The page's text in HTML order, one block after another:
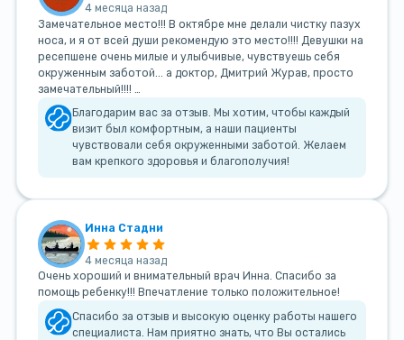
4 месяца назад
Замечательное место!!! В октябре мне делали чистку пазух
носа, и я от всей души рекомендую это место!!!! Девушки на
ресепшене очень милые и улыбчивые, чувствуешь себя
окруженным заботой... а доктор, Дмитрий Журав, просто
замечательный!!!! …
Благодарим вас за отзыв. Мы хотим, чтобы каждый
визит был комфортным, а наши пациенты
чувствовали себя окруженными заботой. Желаем
вам крепкого здоровья и благополучия!
Инна Стадни
4 месяца назад
Очень хороший и внимательный врач Инна. Спасибо за
помощь ребенку!!! Впечатление только положительное!
Спасибо за отзыв и высокую оценку работы нашего
специалиста. Нам приятно знать, что Вы остались